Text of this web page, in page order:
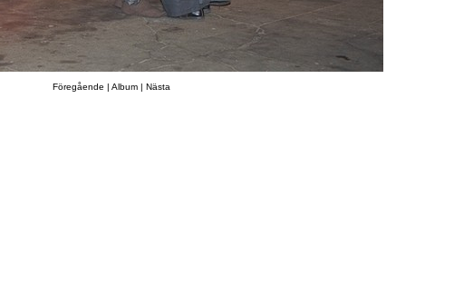
Föregående | Album | Nästa